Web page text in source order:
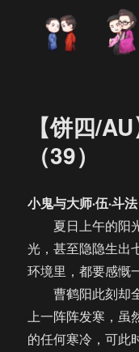
【饼四/
（39）
小鬼与大师·伍·斗法
夏日上午的阳光
光，甚至隐隐生出
环境里，都要感慨
曹鹤阳此刻却全
上一阵阵发寒，虽
的任何寒冷，可此